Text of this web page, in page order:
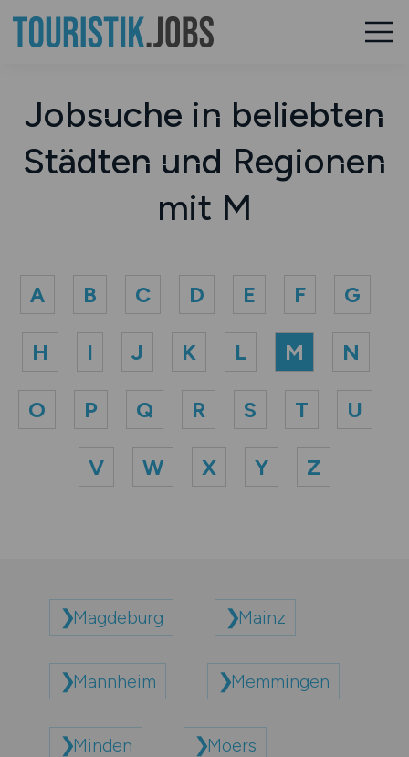
Jobsuche in beliebten
Städten und Regionen
mit M
A B C D E F G
H I J K L M N
O P Q R S T U
V W X Y Z
Magdeburg Mainz
Mannheim Memmingen
Minden Moers